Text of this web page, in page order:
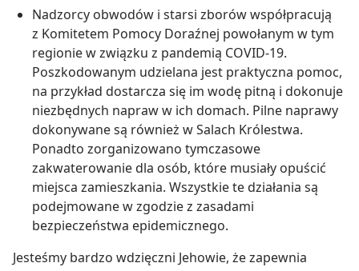
Nadzorcy obwodów i starsi zborów współpracują
z Komitetem Pomocy Doraźnej powołanym w tym
regionie w związku z pandemią COVID-19.
Poszkodowanym udzielana jest praktyczna pomoc,
na przykład dostarcza się im wodę pitną i dokonuje
niezbędnych napraw w ich domach. Pilne naprawy
dokonywane są również w Salach Królestwa.
Ponadto zorganizowano tymczasowe
zakwaterowanie dla osób, które musiały opuścić
miejsca zamieszkania. Wszystkie te działania są
podejmowane w zgodzie z zasadami
bezpieczeństwa epidemicznego.
Jesteśmy bardzo wdzięczni Jehowie, że zapewnia